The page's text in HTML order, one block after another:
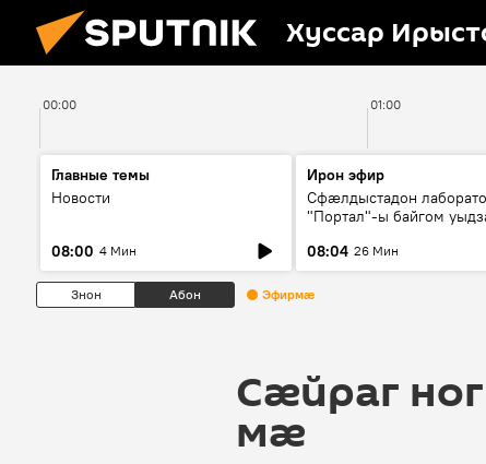
Хуссар
00:00 01:00
Главные темы
Новости
08:00 4 Мин
Ирон эфир
Сфæлдыстадон
"Портал"-ы байгом
Æхсары куыстыты
08:04 26 Мин
Знон Абон Эфирмæ
Сӕйраг
мӕ